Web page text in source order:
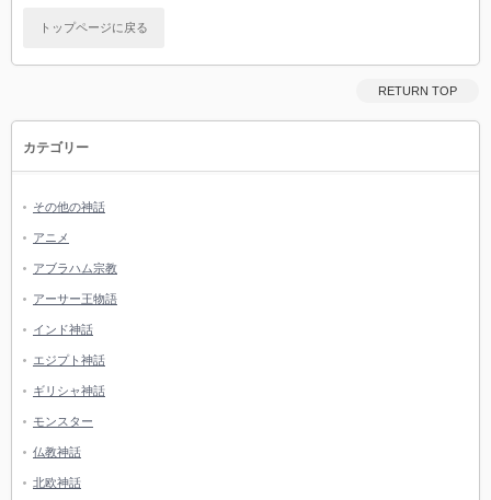
トップページに戻る
RETURN TOP
カテゴリー
その他の神話
アニメ
アブラハム宗教
アーサー王物語
インド神話
エジプト神話
ギリシャ神話
モンスター
仏教神話
北欧神話